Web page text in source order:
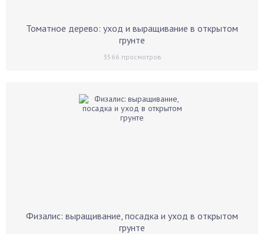
Томатное дерево: уход и выращивание в открытом
грунте
3566 просмотров
Физалис: выращивание, посадка и уход в открытом
грунте